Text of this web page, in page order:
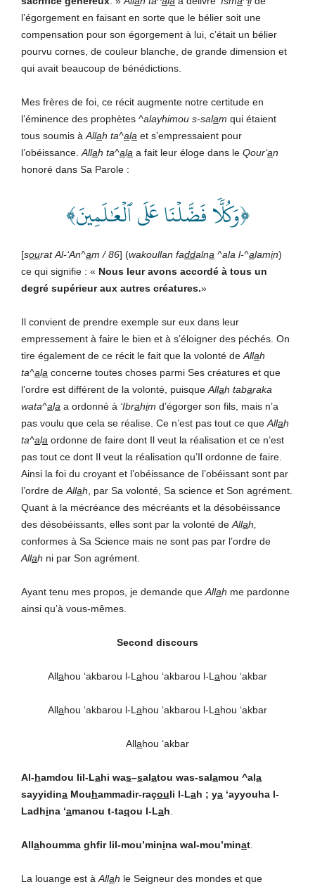
l’égorgement en faisant en sorte que le bélier soit une
compensation pour son égorgement à lui, c’était un bélier
pourvu cornes, de couleur blanche, de grande dimension et
qui avait beaucoup de bénédictions.
Mes frères de foi, ce récit augmente notre certitude en
l’éminence des prophètes ^alayhimou s-salam qui étaient
tous soumis àAllah ta^ala et s’empressaient pour
l’obéissance.Allah ta^ala a fait leur éloge dans le Qour‘an
honoré dans Sa Parole :
﴿وَكُلّٗا فَضَّلۡنَا عَلَى ٱلۡعَٰلَمِينَ﴾
[sourat Al-‘An^am / 86] (wakoullan faddalna ^ala l-^alamin)
ce qui signifie : « Nous leuravons accordé à tous un
degré supérieuraux autres créatures.»
Il convient de prendre exemple sur eux dans leur
empressement à faire le bien et à s’éloigner des péchés. On
tire également de ce récit le fait que la volonté deAllah
ta^ala concerne toutes choses parmi Ses créatures et que
l’ordre est différent de la volonté, puisqueAllah tabaraka
wata^ala a ordonné à ‘Ibrahim d’égorger son fils, mais n’a
pas voulu que cela se réalise. Ce n’est pas tout ce queAllah
ta^ala ordonne de faire dont Il veut la réalisation et ce n’est
pas tout ce dont Il veut la réalisation qu’Il ordonne de faire.
Ainsi la foi du croyant et l’obéissance de l’obéissant sont par
l’ordre deAllah, par Sa volonté, Sa science et Son agrément.
Quant à la mécréance des mécréants et la désobéissance
des désobéissants, elles sont par la volonté deAllah,
conformes à Sa Science mais ne sont pas par l’ordre de
Allah ni par Son agrément.
Ayant tenu mes propos, je demande queAllah me pardonne
ainsi qu’à vous-mêmes.
Second discours
Allahou ‘akbarou l-Lahou ‘akbarou l-Lahou ‘akbar
Allahou ‘akbarou l-Lahou ‘akbarou l-Lahou ‘akbar
Allahou ‘akbar
Al-hamdou lil-Lahi was–salatou was-salamou ^ala
sayyidina Mouhammadir-raçouli l-Lah ; ya ‘ayyouha l-
Ladhina ‘amanou t-taqou l-Lah.
Allahoumma ghfir lil-mou’minina wal-mou’minat.
La louange est àAllah le Seigneur des mondes et que